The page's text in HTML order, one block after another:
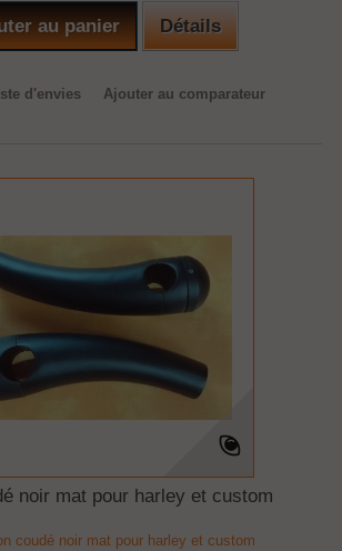
au panier Détails
d'envies Ajouter au comparateur
noir mat pour harley et custom
coudé noir mat pour harley et custom